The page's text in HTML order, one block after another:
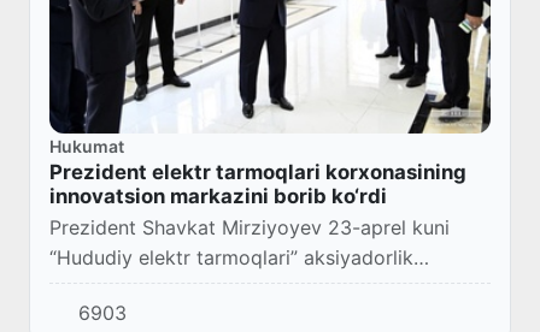
Hukumat
Prezident elektr tarmoqlari korxonasining
innovatsion markazini borib ko‘rdi
Prezident Shavkat Mirziyoyev 23-aprel kuni
“Hududiy elektr tarmoqlari” aksiyadorlik
jamiyatining Elektr energiyasini hisobga olishni
avtomatlashtirish markazi faoliyati bilan tanis...
6903